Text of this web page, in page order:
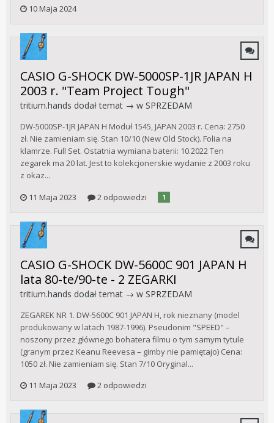
10 Maja 2024
CASIO G-SHOCK DW-5000SP-1JR JAPAN H
2003 r. "Team Project Tough"
tritium.hands dodał temat → w SPRZEDAM
DW-5000SP-1JR JAPAN H Moduł 1545, JAPAN 2003 r. Cena: 2750
zł. Nie zamieniam się. Stan 10/10 (New Old Stock). Folia na
klamrze. Full Set. Ostatnia wymiana baterii: 10.2022 Ten
zegarek ma 20 lat. Jest to kolekcjonerskie wydanie z 2003 roku
z okaz...
11 Maja 2023
2 odpowiedzi 1
CASIO G-SHOCK DW-5600C 901 JAPAN H
lata 80-te/90-te - 2 ZEGARKI
tritium.hands dodał temat → w SPRZEDAM
ZEGAREK NR 1. DW-5600C 901 JAPAN H, rok nieznany (model
produkowany w latach 1987-1996). Pseudonim "SPEED" –
noszony przez głównego bohatera filmu o tym samym tytule
(granym przez Keanu Reevesa – gimby nie pamiętajo) Cena:
1050 zł. Nie zamieniam się. Stan 7/10 Oryginal...
11 Maja 2023
2 odpowiedzi